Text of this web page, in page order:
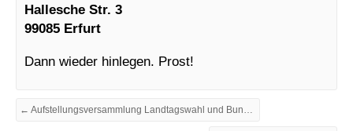
Hallesche Str. 3
99085 Erfurt
Dann wieder hinlegen. Prost!